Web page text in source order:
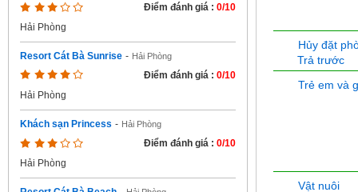
Điểm đánh giá : 0/10
Hải Phòng
Resort Cát Bà Sunrise - Hải Phòng
Điểm đánh giá : 0/10
Hải Phòng
Khách sạn Princess - Hải Phòng
Điểm đánh giá : 0/10
Hải Phòng
Hủy đặt
Trả trước
Trẻ em và
Vật nuôi